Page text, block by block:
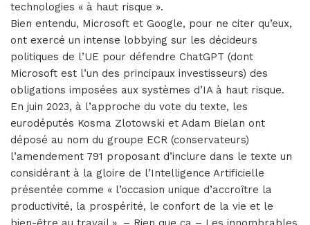
technologies « à haut risque ».
Bien entendu, Microsoft et Google, pour ne citer qu’eux,
ont exercé un intense lobbying sur les décideurs
politiques de l’UE pour défendre ChatGPT (dont
Microsoft est l’un des principaux investisseurs) des
obligations imposées aux systèmes d’IA à haut risque.
En juin 2023, à l’approche du vote du texte, les
eurodéputés Kosma Zlotowski et Adam Bielan ont
déposé au nom du groupe ECR (conservateurs)
l’amendement 791 proposant d’inclure dans le texte un
considérant à la gloire de l’Intelligence Artificielle
présentée comme « l’occasion unique d’accroître la
productivité, la prospérité, le confort de la vie et le